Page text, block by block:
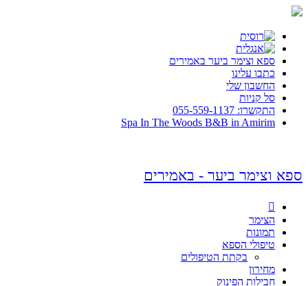
ספא וצימר ביער באמירים
כתבו עלינו
החשבון שלי
סל קניות
התקשרו: 055-559-1137
Spa In The Woods B&B in Amirim
ספא וצימר ביער - באמירים

הצימר
תמונות
טיפולי הספא
בקתת הטיפולים
מחירון
חבילות הפינוק